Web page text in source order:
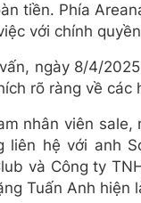
tiền. Phía
với chính
ngày 8/4/
rõ ràng về các
nhân viên
liên hệ với anh
và Công ty
Tuấn Anh hiện